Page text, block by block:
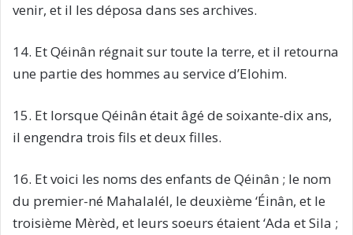
venir, et il les déposa dans ses archives.
14. Et Qéinân régnait sur toute la terre, et il retourna
une partie des hommes au service d’Elohim.
15. Et lorsque Qéinân était âgé de soixante-dix ans,
il engendra trois fils et deux filles.
16. Et voici les noms des enfants de Qéinân ; le nom
du premier-né Mahalalél, le deuxième ‘Éinân, et le
troisième Mèrèd, et leurs soeurs étaient ‘Ada et Sila ;